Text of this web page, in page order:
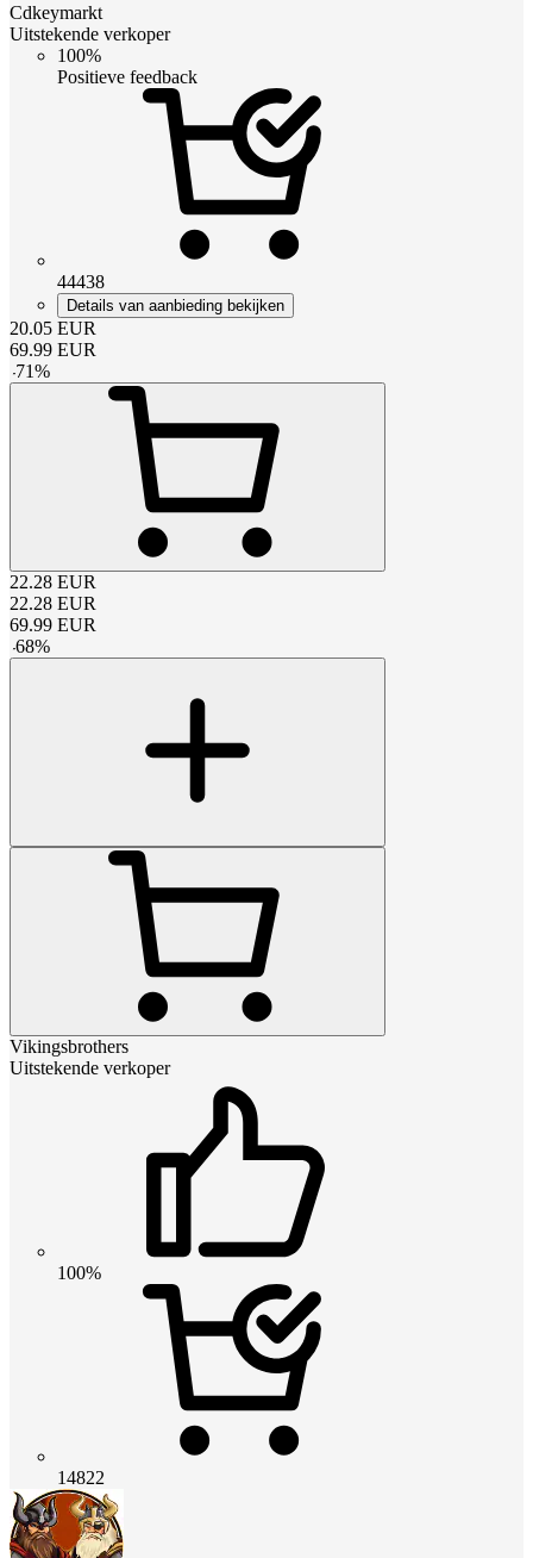
Cdkeymarkt
Uitstekende verkoper
100%
Positieve feedback
44438
Details van aanbieding bekijken
20.05 EUR
69.99 EUR
-71%
22.28 EUR
22.28 EUR
69.99 EUR
-68%
Vikingsbrothers
Uitstekende verkoper
100%
14822